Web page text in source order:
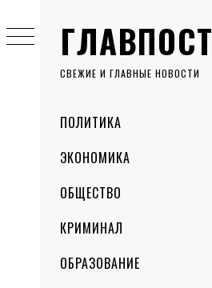
ГЛАВПОСТ
СВЕЖИЕ И ГЛАВНЫЕ НОВОСТИ
MenuПОЛИТИКА
ЭКОНОМИКА
ОБЩЕСТВО
КРИМИНАЛ
ОБРАЗОВАНИЕ
to
content